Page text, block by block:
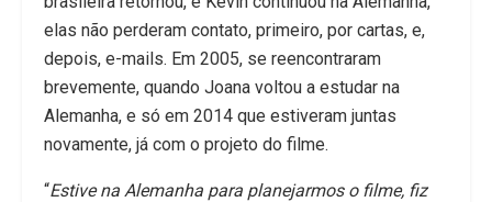
elas não perderam contato, primeiro, por cartas, e,
depois, e-mails. Em 2005, se reencontraram
brevemente, quando Joana voltou a estudar na
Alemanha, e só em 2014 que estiveram juntas
novamente, já com o projeto do filme.
“Estive na Alemanha para planejarmos o filme, fiz